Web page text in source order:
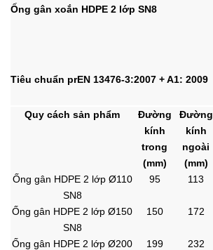
Ống gân xoắn HDPE 2 lớp SN8
Tiêu chuẩn prEN 13476-3:2007 + A1: 2009
Quy cách sản phẩm
Đường
kính
trong
Đường
kính
ngoài
(mm)
(mm)
Ống gân HDPE 2 lớp Ø110
SN8
95 113
Ống gân HDPE 2 lớp Ø150
SN8
150 172
Ống gân HDPE 2 lớp Ø200
199 232